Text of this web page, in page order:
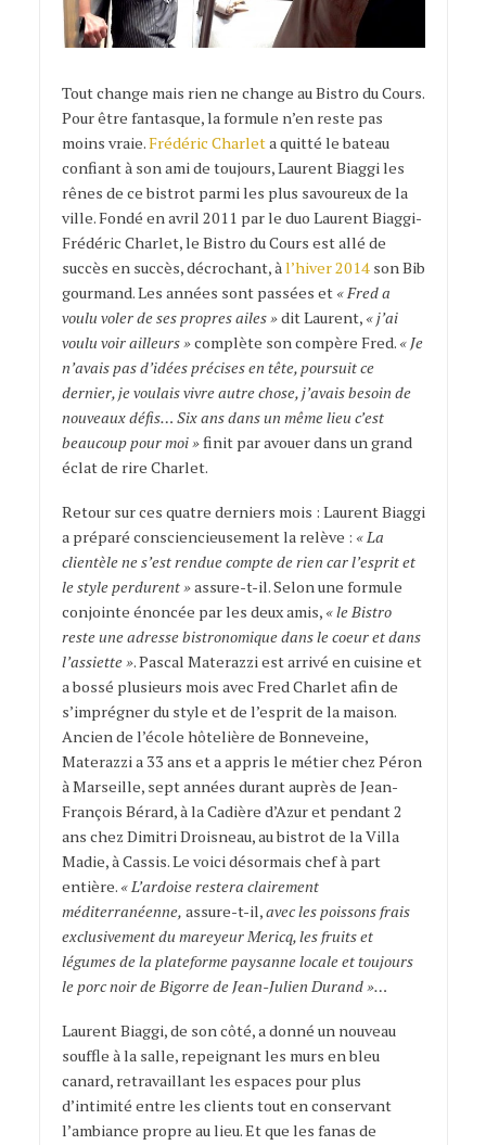
Tout change mais rien ne change au Bistro du Cours.
Pour être fantasque, la formule n’en reste pas
moins vraie.Frédéric Charleta quitté le bateau
confiant à son ami de toujours, Laurent Biaggi les
rênes de ce bistrot parmi les plus savoureux de la
ville. Fondé en avril 2011 par le duo Laurent Biaggi-
Frédéric Charlet, le Bistro du Cours est allé de
succès en succès, décrochant, àl’hiver 2014son Bib
gourmand. Les années sont passées et « Fred a
voulu voler de ses propres ailes »dit Laurent, « j’ai
voulu voir ailleurs »complète son compère Fred. « Je
n’avais pas d’idées précises en tête, poursuit ce
dernier, je voulais vivre autre chose, j’avais besoin de
nouveaux défis… Six ans dans un même lieu c’est
beaucoup pour moi »finit par avouer dans un grand
éclat de rire Charlet.
Retour sur ces quatre derniers mois : Laurent Biaggi
a préparé consciencieusement la relève : « La
clientèle ne s’est rendue compte de rien car l’esprit et
le style perdurent »assure-t-il. Selon une formule
conjointe énoncée par les deux amis, « le Bistro
reste une adresse bistronomique dans le coeur et dans
l’assiette ». Pascal Materazzi est arrivé en cuisine et
a bossé plusieurs mois avec Fred Charlet afin de
s’imprégner du style et de l’esprit de la maison.
Ancien de l’école hôtelière de Bonneveine,
Materazzi a 33 ans et a appris le métier chez Péron
à Marseille, sept années durant auprès de Jean-
François Bérard, à la Cadière d’Azur et pendant 2
ans chez Dimitri Droisneau, au bistrot de la Villa
Madie, à Cassis. Le voici désormais chef à part
entière. « L’ardoise restera clairement
méditerranéenne, assure-t-il,avec les poissons frais
exclusivement du mareyeur Mericq, les fruits et
légumes de la plateforme paysanne locale et toujours
le porc noir de Bigorre de Jean-Julien Durand »…
Laurent Biaggi, de son côté, a donné un nouveau
souffle à la salle, repeignant les murs en bleu
canard, retravaillant les espaces pour plus
d’intimité entre les clients tout en conservant
l’ambiance propre au lieu. Et que les fanas de